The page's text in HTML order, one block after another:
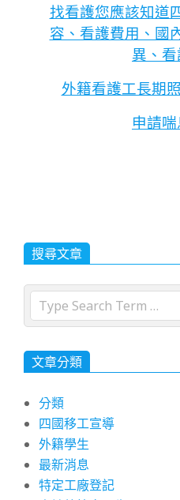
找看護您應該知道
容、看護費用、國
異、
外籍看護工長期
申請
搜尋文章
Search
文章分類
分類
四國移工宣導
外籍學生
最新消息
特定工廠登記